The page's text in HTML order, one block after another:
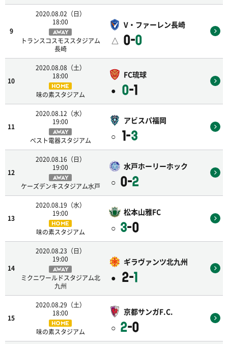
9
2020.08.02（日）
18:00
AWAY
トランスコスモススタジアム
長崎
V・ファーレン長崎
△ 0-0
10
2020.08.08（土）
18:00
HOME
味の素スタジアム
FC琉球
● 0-1
11
2020.08.12（水）
19:00
AWAY
ベスト電器スタジアム
アビスパ福岡
○ 1-3
12
2020.08.16（日）
19:00
AWAY
ケーズデンキスタジアム水戸
水戸ホーリーホック
○ 0-2
13
2020.08.19（水）
19:00
HOME
味の素スタジアム
松本山雅FC
○ 3-0
14
2020.08.23（日）
19:00
AWAY
ミクニワールドスタジアム北
九州
ギラヴァンツ北九州
● 2-1
15
2020.08.29（土）
18:00
HOME
味の素スタジアム
京都サンガF.C.
○ 2-0